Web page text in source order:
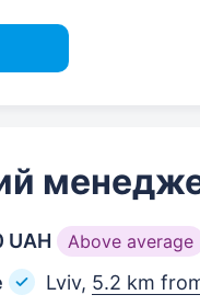
UAH Above average
Lviv, 5.2 km